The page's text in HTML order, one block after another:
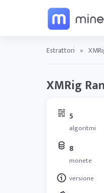
Estrattori »
XMRig
5
algoritmi
8
monete
versione